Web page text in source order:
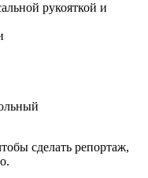
рукояткой и
сделать репортаж,